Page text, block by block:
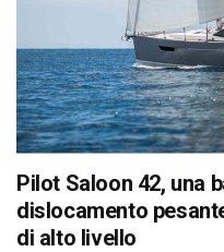
Pilot Saloon 42, una
dislocamento
di alto livello